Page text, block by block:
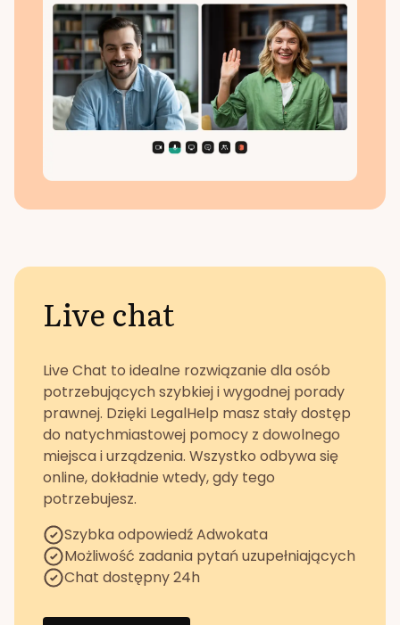
Live chat
Live Chat to idealne rozwiązanie dla osób
potrzebujących szybkiej i wygodnej porady
prawnej. Dzięki LegalHelp masz stały dostęp
do natychmiastowej pomocy z dowolnego
miejsca i urządzenia. Wszystko odbywa się
online, dokładnie wtedy, gdy tego
potrzebujesz.
Szybka odpowiedź Adwokata
Możliwość zadania pytań uzupełniających
Chat dostępny 24h